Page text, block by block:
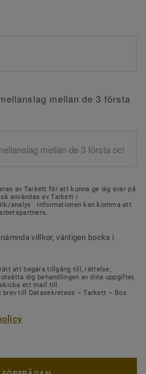
mellan de 3 första
av Tarkett för att kunna ge dig svar på
användas av Tarkett i
analys . Informationen kan komma att
villkor, vänligen bocka i
att begära tillgång till, rättelse,
dig behandlingen av dina uppgifter,
ett mail till
till Datasekretess – Tarkett – Box